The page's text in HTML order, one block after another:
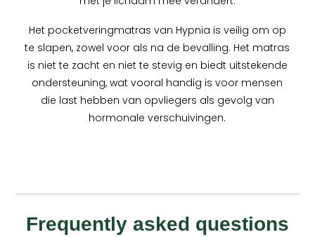
Het pocketveringmatras van Hypnia is veilig om op
te slapen, zowel voor als na de bevalling. Het matras
is niet te zacht en niet te stevig en biedt uitstekende
ondersteuning, wat vooral handig is voor mensen
die last hebben van opvliegers als gevolg van
hormonale verschuivingen.
Frequently asked questions